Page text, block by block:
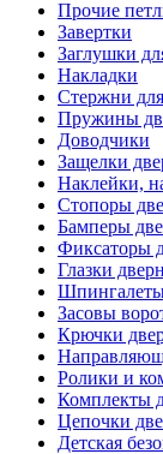
Прочие
Завертки
Заглушки
Накладки
Стержни
Пружины
Доводчики
Защелки
Наклейки,
Стопоры
Бамперы
Фиксаторы
Глазки
Засовы
Крючки
Ролики и
Комплекты
Цепочки
Детская